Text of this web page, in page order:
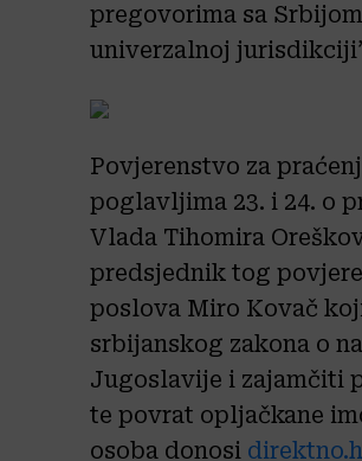
pregovorima sa
univerzalnoj
Povjerenstvo za
poglavljima 23. i 24. o
Vlada Tihomira
predsjednik tog
poslova Miro Kovač
srbijanskog zakona o
Jugoslavije i zajamčiti
te povrat opljačkane
osoba donosi